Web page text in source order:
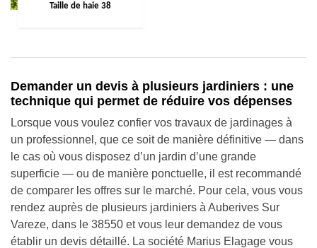
Taille de haie 38
Demander un devis à plusieurs jardiniers : une
technique qui permet de réduire vos dépenses
Lorsque vous voulez confier vos travaux de jardinages à
un professionnel, que ce soit de manière définitive — dans
le cas où vous disposez d’un jardin d’une grande
superficie — ou de manière ponctuelle, il est recommandé
de comparer les offres sur le marché. Pour cela, vous vous
rendez auprès de plusieurs jardiniers à Auberives Sur
Vareze, dans le 38550 et vous leur demandez de vous
établir un devis détaillé. La société Marius Elagage vous